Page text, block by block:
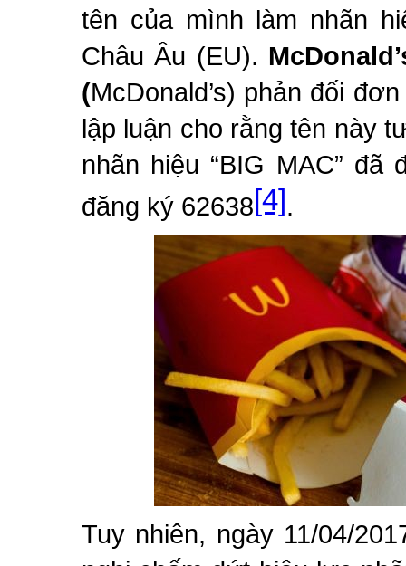
tên của mình làm nhãn
Châu Âu (EU).
(McDonald’s) phản đối
lập luận cho rằng tên này
nhãn hiệu “BIG MAC” đã
đăng ký 62638[4] .
Tuy nhiên, ngày 11/04/